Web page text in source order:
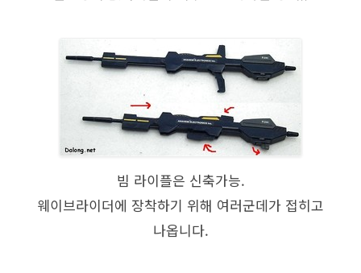
빔 라이플은 신축가능.
웨이브라이더에 장착하기 위해 여러군데가 접히고
나옵니다.